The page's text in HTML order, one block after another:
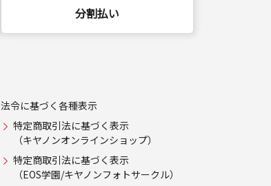
分割払い
法令に基づく各種表示
特定商取引法に基づく表示
（キヤノンオンラインショップ）
特定商取引法に基づく表示
（EOS学園/キヤノンフォトサークル）